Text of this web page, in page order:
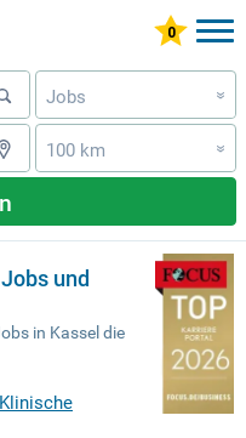
Jobs »
100 km »
und
in Kassel die